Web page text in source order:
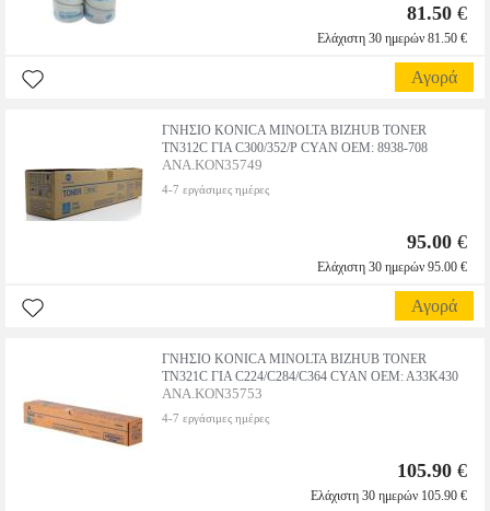
81.50 €
Ελάχιστη 30 ημερών 81.50 €
Αγορά
ΓΝΗΣΙΟ KONICA MINOLTA BIZHUB TONER
TN312C ΓΙΑ C300/352/P CYAN OEM: 8938-708
ANA.KON35749
4-7 εργάσιμες ημέρες
95.00 €
Ελάχιστη 30 ημερών 95.00 €
Αγορά
ΓΝΗΣΙΟ KONICA MINOLTA BIZHUB TONER
TN321C ΓΙΑ C224/C284/C364 CYAN OEM: A33K430
ANA.KON35753
4-7 εργάσιμες ημέρες
105.90 €
Ελάχιστη 30 ημερών 105.90 €